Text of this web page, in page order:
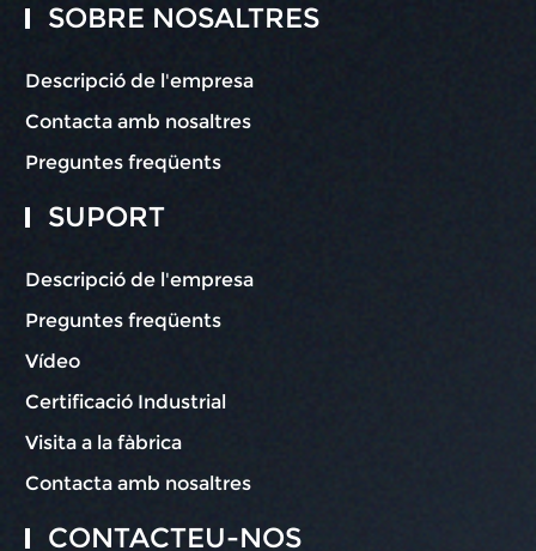
SOBRE NOSALTRES
Descripció de l'empresa
Contacta amb nosaltres
Preguntes freqüents
SUPORT
Descripció de l'empresa
Preguntes freqüents
Vídeo
Certificació Industrial
Visita a la fàbrica
Contacta amb nosaltres
CONTACTEU-NOS